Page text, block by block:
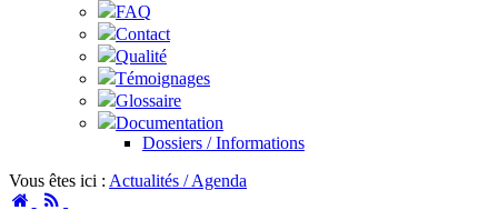
FAQ
Contact
Qualité
Témoignages
Glossaire
Documentation
Dossiers / Informations
Vous êtes ici : Actualités / Agenda
Accueil